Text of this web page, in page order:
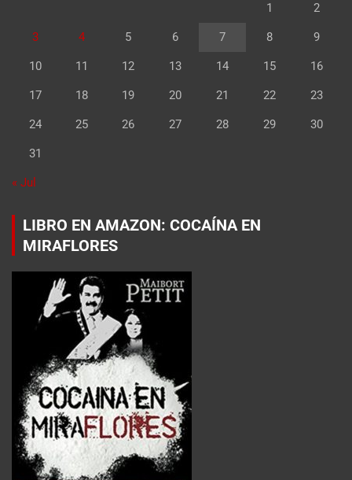
1 2
3 4 5 6 7 8 9
10 11 12 13 14 15 16
17 18 19 20 21 22 23
24 25 26 27 28 29 30
31
« Jul
LIBRO EN AMAZON: COCAÍNA EN
MIRAFLORES